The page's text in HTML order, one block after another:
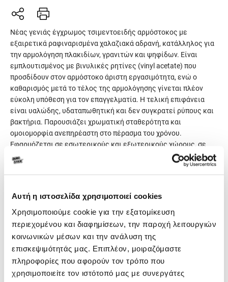
Αυτή η ιστοσελίδα χρησιμοποιεί cookies
Χρησιμοποιούμε cookie για την εξατομίκευση
περιεχομένου και διαφημίσεων, την παροχή λειτουργιών
κοινωνικών μέσων και την ανάλυση της
επισκεψιμότητάς μας. Επιπλέον, μοιραζόμαστε
πληροφορίες που αφορούν τον τρόπο που
χρησιμοποιείτε τον ιστότοπό μας με συνεργάτες
Νέας γενιάς έγχρωμος τσιμεντοειδής αρμόστοκος με
εξαιρετικά ραφιναρισμένα χαλαζιακά αδρανή, κατάλληλος για
την αρμολόγηση πλακιδίων, γρανιτών και ψηφίδων. Είναι
εμπλουτισμένος με βινυλικές ρητίνες (vinyl acetate) που
προσδίδουν στον αρμόστοκο άριστη εργασιμότητα, ενώ ο
καθαρισμός μετά το τέλος της αρμολόγησης γίνεται πλέον
εύκολη υπόθεση για τον επαγγελματία. Η τελική επιφάνεια
είναι υαλώδης, υδαταπωθητική και δεν συγκρατεί ρύπους και
βακτήρια. Παρουσιάζει χρωματική σταθερότητα και
ομοιομορφία ανεπηρέαστη στο πέρασμα του χρόνου.
Εφαρμόζεται σε εσωτερικούς και εξωτερικούς χώρους, σε
τοίχους και δάπεδα. Διατίθεται σε 35 ανεξίτηλους
χρωματισμούς.
Γενικά χαρακτηριστικά
Κατανάλωση
350-900gr/m², ανάλογα από
το πλάτος, το βάθος του
αρμού και τις διαστάσεις
των πλακιδίων